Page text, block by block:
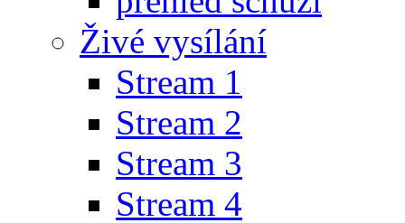
Živé vysílání
Stream 1
Stream 2
Stream 3
Stream 4